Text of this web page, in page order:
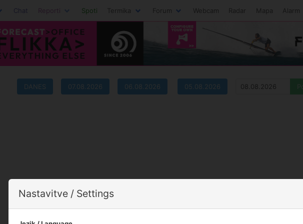
Chat Reporti Spoti Termika Forum Webcam Radar Mapa Alarm
Nastavitve / Settings
DANES 07.08.2026 06.08.2026 05.08.2026